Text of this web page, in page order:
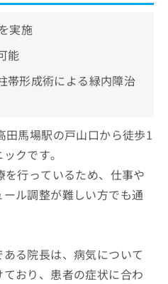
実施
能
帯形成術による緑内障治
田馬場駅の戸山口から徒歩1
クです。
行っているため、仕事や
ル調整が難しい方でも通
る院長は、病気について
おり、患者の症状に合わ